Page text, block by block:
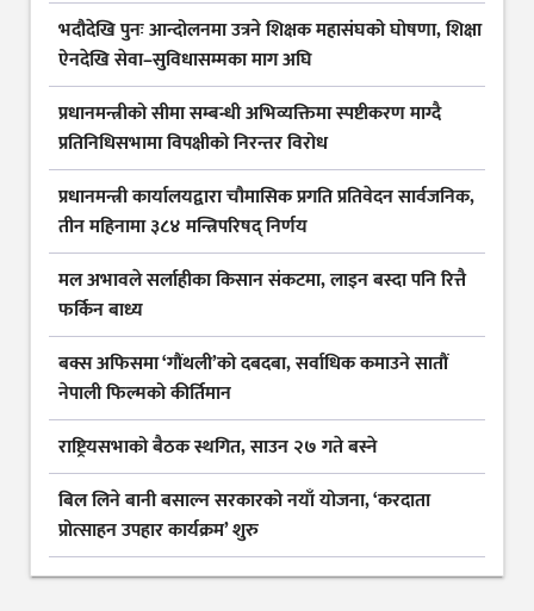
भदौदेखि पुनः आन्दोलनमा उत्रने शिक्षक महासंघको घोषणा, शिक्षा
ऐनदेखि सेवा–सुविधासम्मका माग अघि
प्रधानमन्त्रीको सीमा सम्बन्धी अभिव्यक्तिमा स्पष्टीकरण माग्दै
प्रतिनिधिसभामा विपक्षीको निरन्तर विरोध
प्रधानमन्त्री कार्यालयद्वारा चौमासिक प्रगति प्रतिवेदन सार्वजनिक,
तीन महिनामा ३८४ मन्त्रिपरिषद् निर्णय
मल अभावले सर्लाहीका किसान संकटमा, लाइन बस्दा पनि रित्तै
फर्किन बाध्य
बक्स अफिसमा ‘गौंथली’को दबदबा, सर्वाधिक कमाउने सातौं
नेपाली फिल्मको कीर्तिमान
राष्ट्रियसभाको बैठक स्थगित, साउन २७ गते बस्ने
बिल लिने बानी बसाल्न सरकारको नयाँ योजना, ‘करदाता
प्रोत्साहन उपहार कार्यक्रम’ शुरु